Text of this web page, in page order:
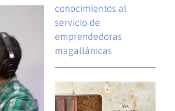
conocimientos al
servicio de
emprendedoras
magallánicas